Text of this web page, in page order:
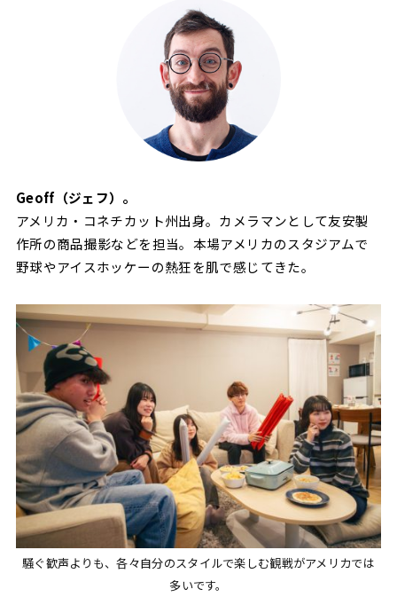
Geoff（ジェフ）。
アメリカ・コネチカット州出身。カメラマンとして友安製
作所の商品撮影などを担当。本場アメリカのスタジアムで
野球やアイスホッケーの熱狂を肌で感じてきた。
騒ぐ歓声よりも、各々自分のスタイルで楽しむ観戦がアメリカでは
多いです。